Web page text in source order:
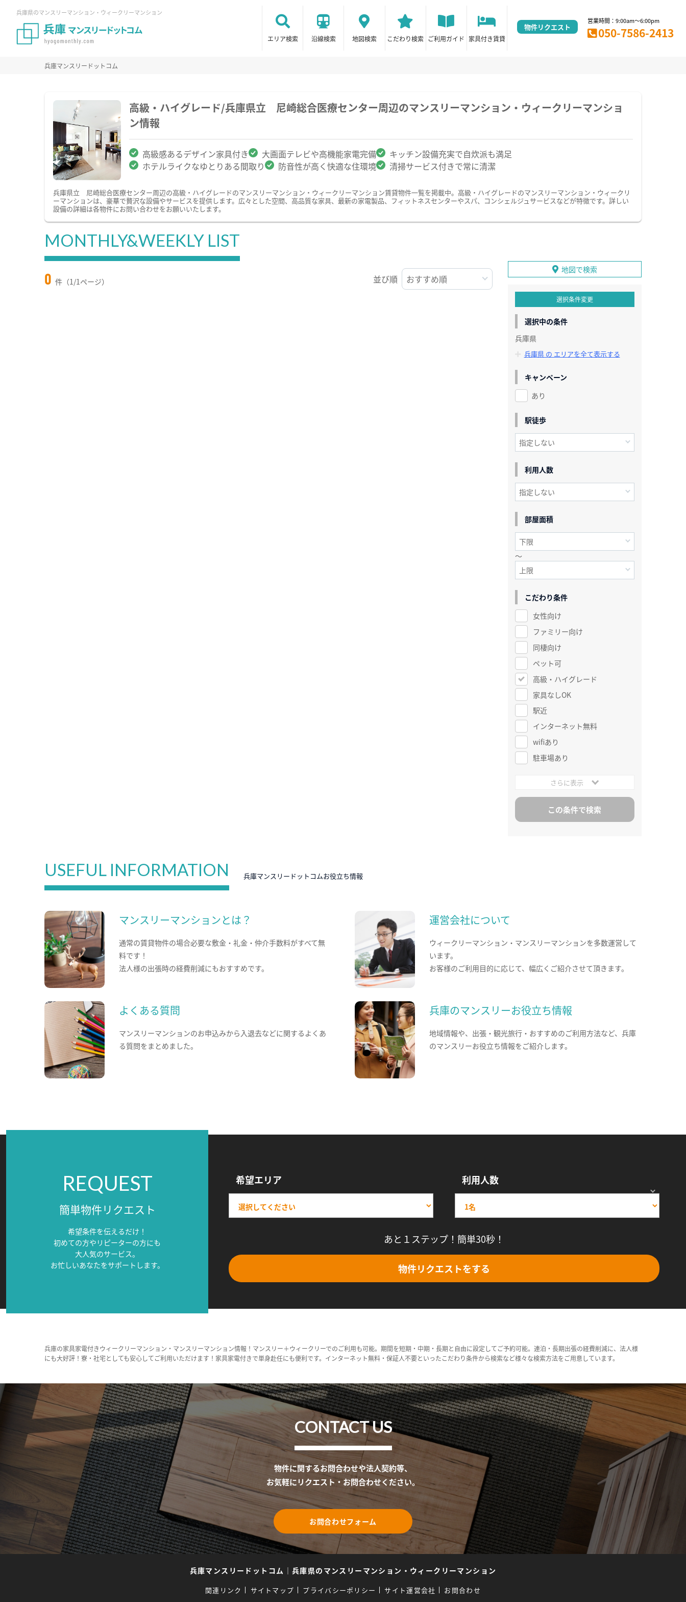
兵庫県のマンスリーマンション・ウィークリーマンション
エリア検索 沿線検索 地図検索 こだわり検索 ご利用ガイド 家具付き賃貸
物件リクエスト
営業時間：9:00am～6:00pm
050-7586-2413
兵庫マンスリードットコム
高級・ハイグレード/兵庫県立 尼崎総合医療センター周辺のマンスリーマンション・ウィークリーマンショ
ン情報
高級感あるデザイン家具付き 大画面テレビや高機能家電完備
キッチン設備充実で自炊派も満足
ホテルライクなゆとりある間取り
防音性が高く快適な住環境 清掃サービス付きで常に清潔
兵庫県立 尼崎総合医療センター周辺の高級・ハイグレードのマンスリーマンション・ウィークリーマンション賃貸物件一覧を掲載中。高級・ハイグレードのマンスリーマンション・ウィークリ
ーマンションは、豪華で贅沢な設備やサービスを提供します。広々とした空間、高品質な家具、最新の家電製品、フィットネスセンターやスパ、コンシェルジュサービスなどが特徴です。詳しい
設備の詳細は各物件にお問い合わせをお願いいたします。
MONTHLY&WEEKLY LIST
0 件（1/1ページ） 並び順
地図で検索
選択条件変更
選択中の条件
兵庫県
兵庫県 の エリアを全て表示する
キャンペーン
あり
駅徒歩
利用人数
部屋面積
～
こだわり条件
女性向け
ファミリー向け
同棲向け
ペット可
高級・ハイグレード
家具なしOK
駅近
インターネット無料
wifiあり
駐車場あり
さらに表示
USEFUL INFORMATION 兵庫マンスリードットコムお役立ち情報
マンスリーマンションとは？
通常の賃貸物件の場合必要な敷金・礼金・仲介手数料がすべて無
料です！
法人様の出張時の経費削減にもおすすめです。
運営会社について
ウィークリーマンション・マンスリーマンションを多数運営して
います。
お客様のご利用目的に応じて、幅広くご紹介させて頂きます。
よくある質問
マンスリーマンションのお申込みから入退去などに関するよくあ
る質問をまとめました。
兵庫のマンスリーお役立ち情報
地域情報や、出張・観光旅行・おすすめのご利用方法など、兵庫
のマンスリーお役立ち情報をご紹介します。
REQUEST
簡単物件リクエスト
希望条件を伝えるだけ！
初めての方やリピーターの方にも
大人気のサービス。
お忙しいあなたをサポートします。
希望エリア 利用人数
あと１ステップ！簡単30秒！
物件リクエストをする
兵庫の家具家電付きウィークリーマンション・マンスリーマンション情報！マンスリー＋ウィークリーでのご利用も可能。期間を短期・中期・長期と自由に設定してご予約可能。連泊・長期出張の経費削減に、法人様
にも大好評！寮・社宅としても安心してご利用いただけます！家具家電付きで単身赴任にも便利です。インターネット無料・保証人不要といったこだわり条件から検索など様々な検索方法をご用意しています。
CONTACT US
物件に関するお問合わせや法人契約等、
お気軽にリクエスト・お問合わせください。
お問合わせフォーム
兵庫マンスリードットコム ｜ 兵庫県のマンスリーマンション・ウィークリーマンション
関連リンク サイトマップ プライバシーポリシー サイト運営会社 お問合わせ